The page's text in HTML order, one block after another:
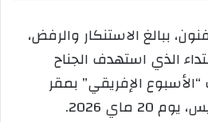
ي
د
ا
إ
ل
ببالغ الاستنكار والرفض،
الذي استهدف الجناح
الإفريقي” بمقر
ماي 2026.